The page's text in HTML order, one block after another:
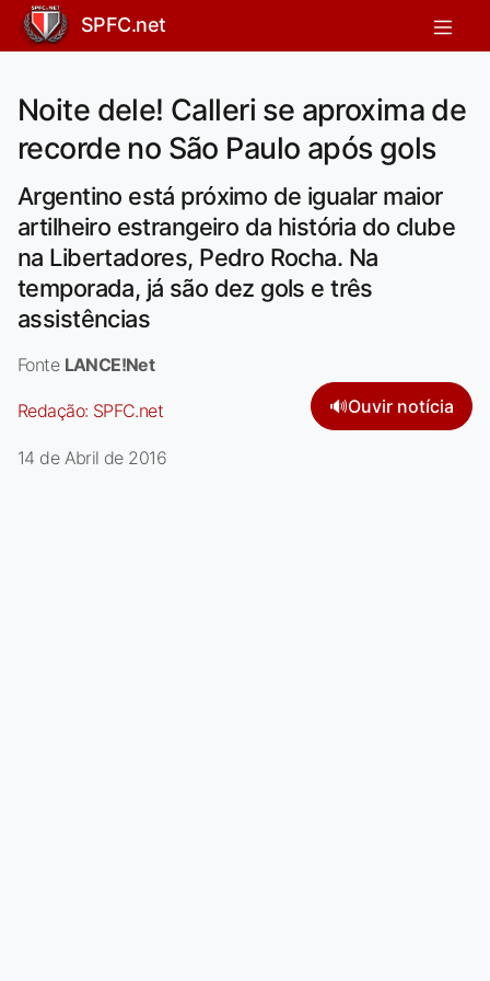
SPFC.net
Noite dele! Calleri se aproxima de
recorde no São Paulo após gols
Argentino está próximo de igualar maior
artilheiro estrangeiro da história do clube
na Libertadores, Pedro Rocha. Na
temporada, já são dez gols e três
assistências
Fonte LANCE!Net
Redação: SPFC.net 🔊Ouvir notícia
14 de Abril de 2016